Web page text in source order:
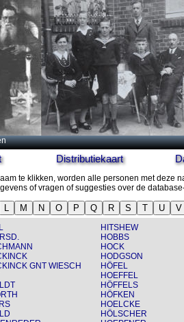
Distributiekaart
te klikken, worden alle personen met deze
of vragen of suggesties over de
L M N O P Q R S T U V
GNT WIESCH
HITSHEW
HOBBS
HOCK
HODGSON
HÖFEL
HOEFFEL
HÖFFELS
HÖFKEN
HOELCKE
HÖLSCHER